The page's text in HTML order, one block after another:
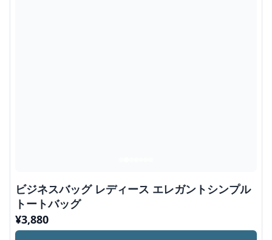
ビジネスバッグ レディース エレガントシンプル
トートバッグ
¥3,880